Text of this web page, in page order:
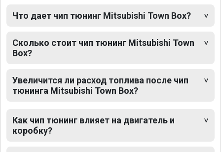
Что дает чип тюнинг Mitsubishi Town Box?
Сколько стоит чип тюнинг Mitsubishi Town
Box?
Увеличится ли расход топлива после чип
тюнинга Mitsubishi Town Box?
Как чип тюнинг влияет на двигатель и
коробку?